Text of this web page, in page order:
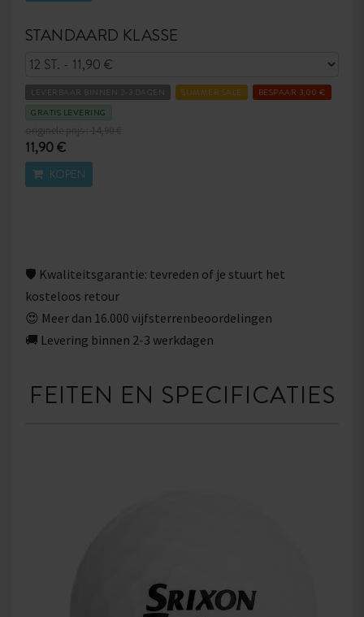
STANDAARD KLASSE
LEVERBAAR BINNEN 2-3 DAGEN SUMMER SALE
BESPAAR 3,00 €
GRATIS LEVERING
11,90 €
KOPEN
🛡 Kwaliteitsgarantie: tevreden of je stuurt het
kosteloos retour
😍 Meer dan 16.000 vijfsterrenbeoordelingen
🚚 Levering binnen 2-3 werkdagen
FEITEN EN SPECIFICATIES